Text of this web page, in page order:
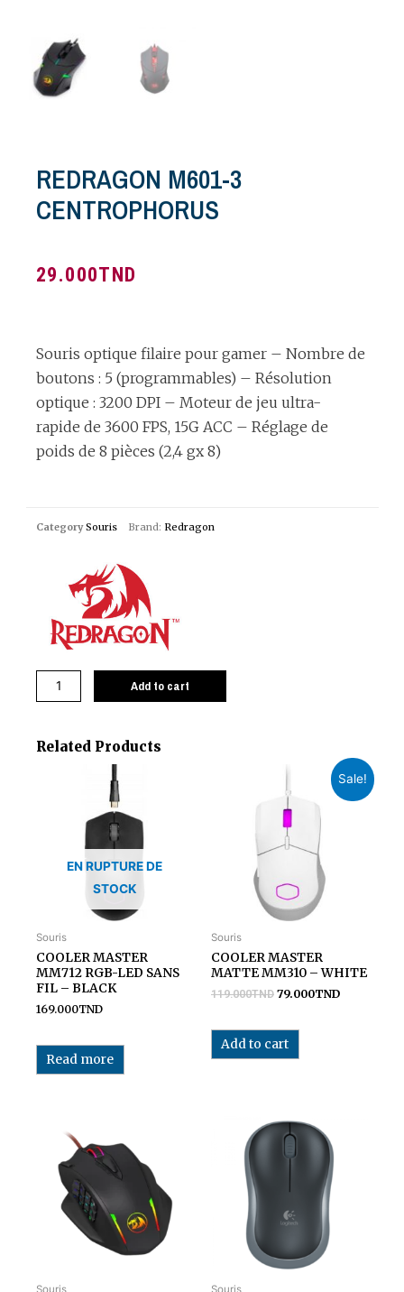
REDRAGON M601-3
CENTROPHORUS
29.000TND
Souris optique filaire pour gamer – Nombre de
boutons : 5 (programmables) – Résolution
optique : 3200 DPI – Moteur de jeu ultra-
rapide de 3600 FPS, 15G ACC – Réglage de
poids de 8 pièces (2,4 gx 8)
Category Souris Brand: Redragon
Add to cart
Related Products
EN RUPTURE DE
STOCK
Souris
COOLER MASTER
MM712 RGB-LED SANS
FIL – BLACK
169.000TND
Read more
Sale!
Souris
COOLER MASTER
MATTE MM310 – WHITE
119.000TND 79.000TND
Add to cart